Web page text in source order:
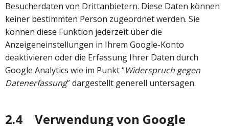
Besucherdaten von Drittanbietern. Diese Daten können
keiner bestimmten Person zugeordnet werden. Sie
können diese Funktion jederzeit über die
Anzeigeneinstellungen in Ihrem Google-Konto
deaktivieren oder die Erfassung Ihrer Daten durch
Google Analytics wie im Punkt “Widerspruch gegen
Datenerfassung” dargestellt generell untersagen.
2.4 Verwendung von Google